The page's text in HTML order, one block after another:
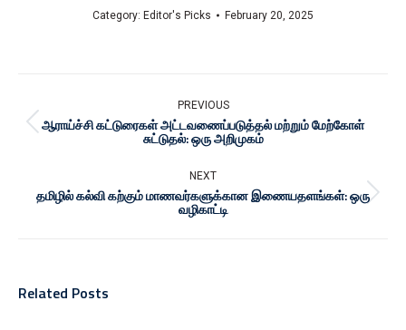
Category: Editor's Picks February 20, 2025
PREVIOUS
ஆராய்ச்சி கட்டுரைகள் அட்டவணைப்படுத்தல் மற்றும் மேற்கோள்
சுட்டுதல்: ஒரு அறிமுகம்
NEXT
தமிழில் கல்வி கற்கும் மாணவர்களுக்கான இணையதளங்கள்: ஒரு
வழிகாட்டி
Related Posts